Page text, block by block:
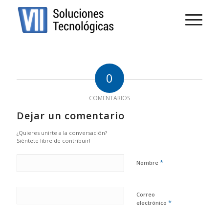
0
COMENTARIOS
Dejar un comentario
¿Quieres unirte a la conversación?
Siéntete libre de contribuir!
Nombre *
Correo
electrónico *